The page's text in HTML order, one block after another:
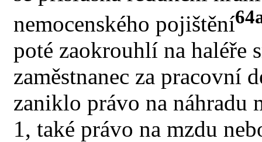
nemocenského pojištění
poté zaokrouhlí na haléře
zaměstnanec za pracovní
zaniklo právo na náhradu
1, také právo na mzdu